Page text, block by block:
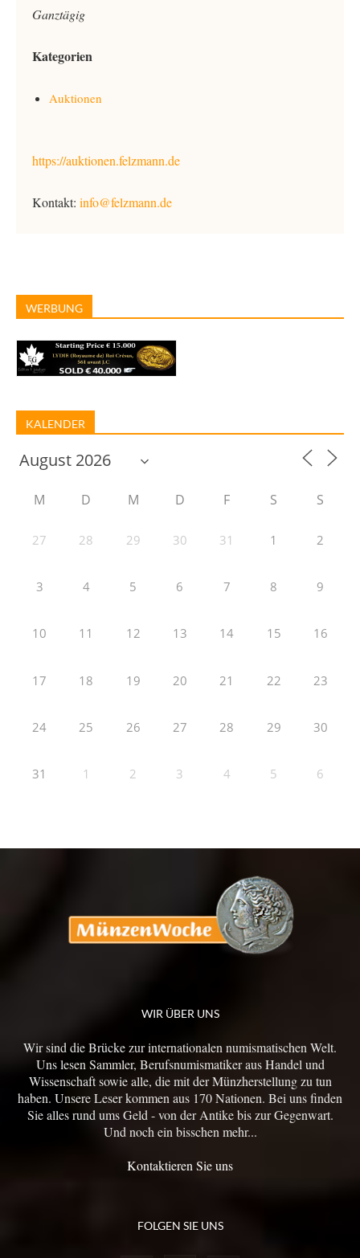
Ganztägig
Kategorien
Auktionen
https://auktionen.felzmann.de
Kontakt: info@felzmann.de
WERBUNG
KALENDER
M D M D F S S
27 28 29 30 31 1 2
3 4 5 6 7 8 9
10 11 12 13 14 15 16
17 18 19 20 21 22 23
24 25 26 27 28 29 30
31 1 2 3 4 5 6
WIR ÜBER UNS
Wir sind die Brücke zur internationalen numismatischen Welt.
Uns lesen Sammler, Berufsnumismatiker aus Handel und
Wissenschaft sowie alle, die mit der Münzherstellung zu tun
haben. Unsere Leser kommen aus 170 Nationen. Bei uns finden
Sie alles rund ums Geld - von der Antike bis zur Gegenwart.
Und noch ein bisschen mehr...
Kontaktieren Sie uns
FOLGEN SIE UNS